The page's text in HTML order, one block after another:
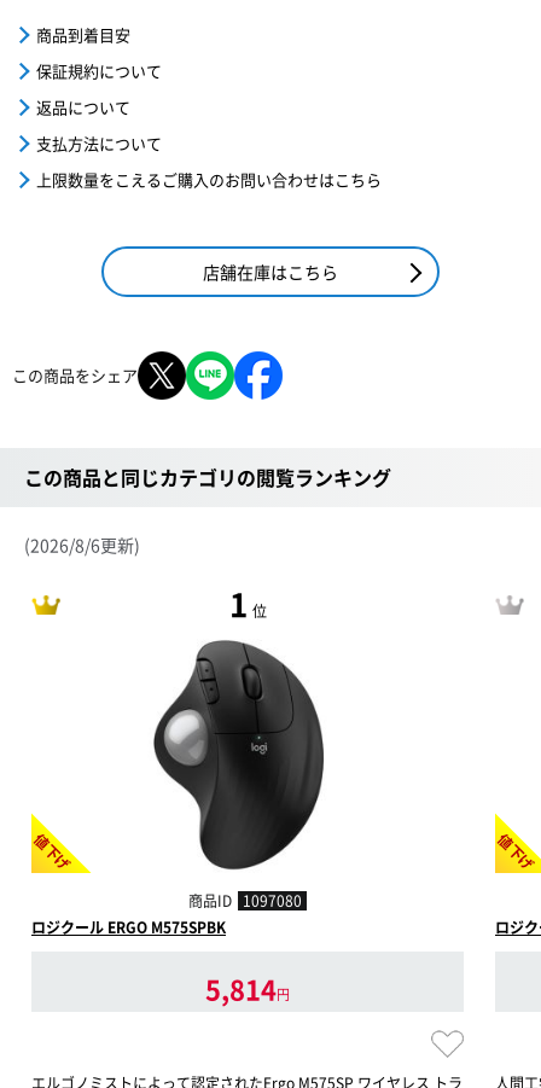
商品到着目安
保証規約について
返品について
支払方法について
上限数量をこえるご購入のお問い合わせはこちら
店舗在庫はこちら
この商品をシェア
この商品と同じカテゴリの閲覧ランキング
(2026/8/6更新)
1 位
値下げ
商品ID 1097080
ロジクール ERGO M575SPBK
5,814円
エルゴノミストによって認定されたErgo M575SP ワイヤレス トラ
値下げ
ロジ
人間